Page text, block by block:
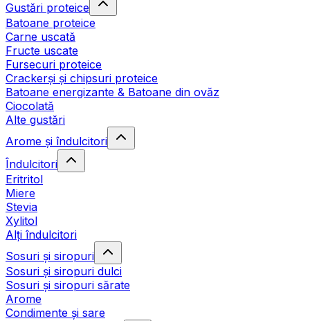
Gustări proteice
Batoane proteice
Carne uscată
Fructe uscate
Fursecuri proteice
Crackerși și chipsuri proteice
Batoane energizante & Batoane din ovăz
Ciocolată
Alte gustări
Arome și îndulcitori
Îndulcitori
Eritritol
Miere
Stevia
Xylitol
Alți îndulcitori
Sosuri și siropuri
Sosuri și siropuri dulci
Sosuri și siropuri sărate
Arome
Condimente și sare